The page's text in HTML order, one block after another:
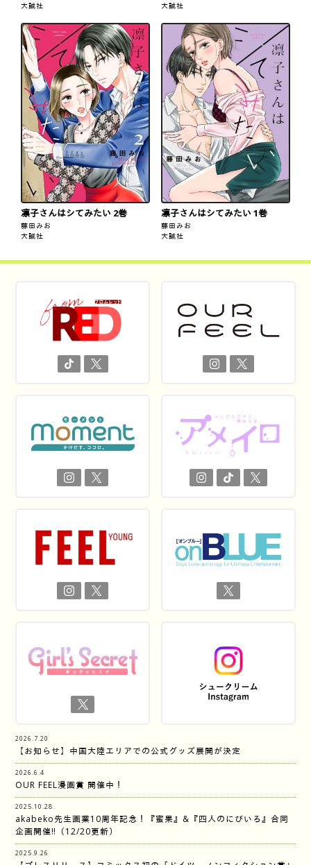
大誠社
大誠社
凛子さんはシてみたい 2巻
藤田みお
大誠社
凛子さんはシてみたい 1巻
藤田みお
大誠社
2026.7.20
【お知らせ】中国大陸エリアでの公式グッズ展開が決定
2026.6.4
OUR FEEL漫画賞 開催中！
2025.10.28
akabeko先生画業10周年記念！『蜜果』&『四人のにびいろ』合同
企画開催‼︎（12/20更新）
2025.9.26